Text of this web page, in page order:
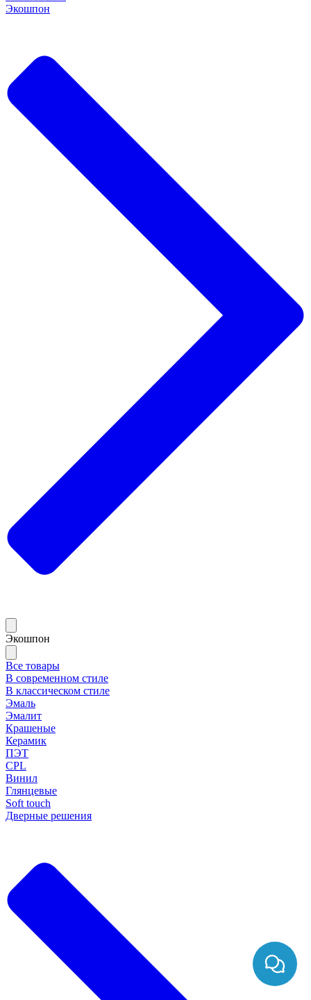
Экошпон
Экошпон
Все товары
В современном стиле
В классическом стиле
Эмаль
Эмалит
Крашеные
Керамик
ПЭТ
CPL
Винил
Глянцевые
Soft touch
Дверные решения